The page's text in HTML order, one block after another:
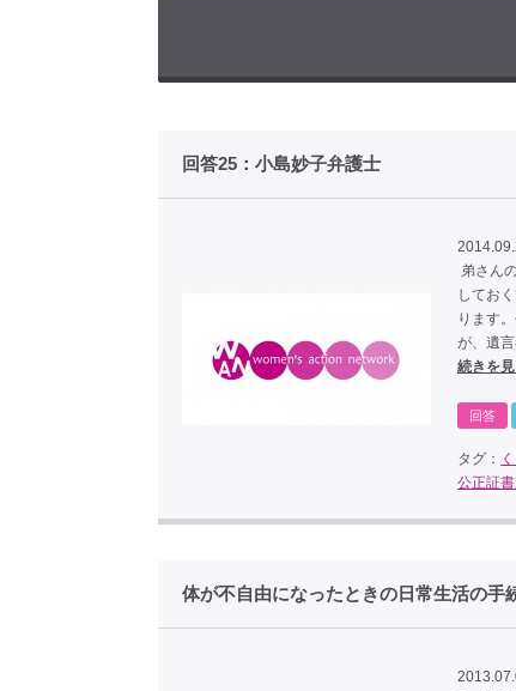
回答25：小島妙子弁護士
弟さん
してお
ります
が、遺
続きを
回答
タグ：
公正証
体が不自由になったときの日常生活の手